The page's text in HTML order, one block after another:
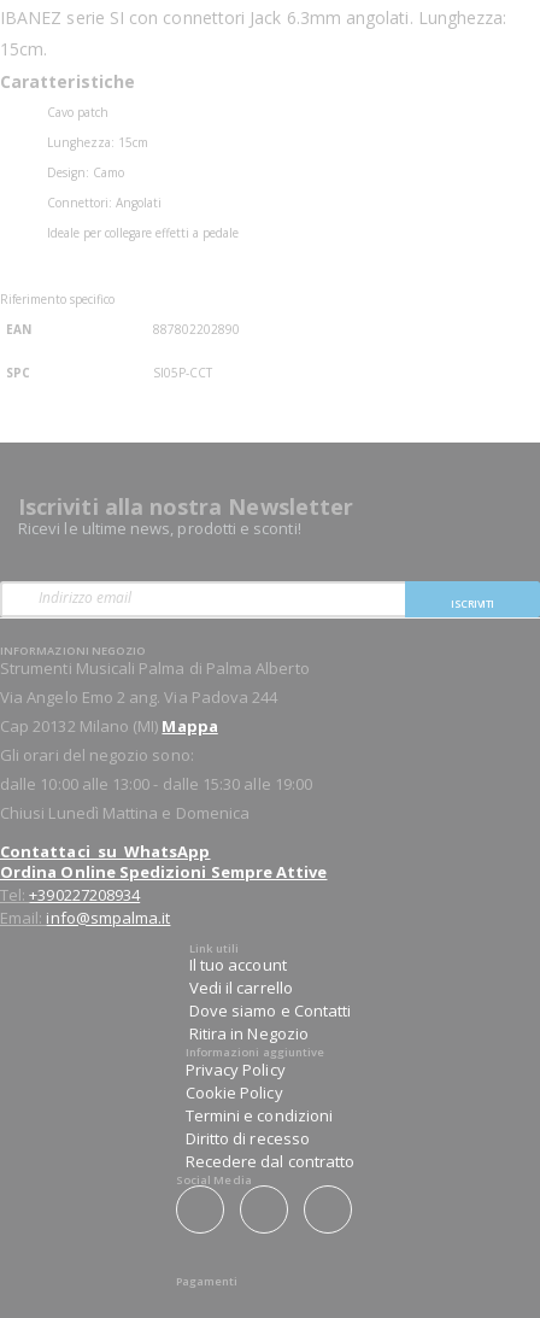
IBANEZ serie SI con connettori Jack 6.3mm angolati. Lunghezza:
15cm.
Caratteristiche
Cavo patch
Lunghezza: 15cm
Design: Camo
Connettori: Angolati
Ideale per collegare effetti a pedale
Riferimento specifico
EAN
887802202890
SPC SI05P-CCT
Iscriviti alla nostra Newsletter
Ricevi le ultime news, prodotti e sconti!
ISCRIVITI
INFORMAZIONI NEGOZIO
Strumenti Musicali Palma di Palma Alberto
Via Angelo Emo 2 ang. Via Padova 244
Cap 20132 Milano (MI) Mappa
Gli orari del negozio sono:
dalle 10:00 alle 13:00 - dalle 15:30 alle 19:00
Chiusi Lunedì Mattina e Domenica
Contattaci su WhatsApp
Ordina Online Spedizioni Sempre Attive
Tel:+390227208934
Email: info@smpalma.it
Link utili
Il tuo account
Vedi il carrello
Dove siamo e Contatti
Ritira in Negozio
Informazioni aggiuntive
Privacy Policy
Cookie Policy
Termini e condizioni
Diritto di recesso
Recedere dal contratto
Social Media
Pagamenti